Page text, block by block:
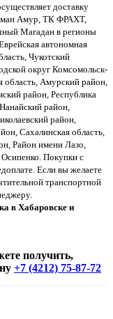
доставку
Амур, ТК ФРАХТ,
Магадан в регионы
автономная
Чукотский
округ Комсомольск-
Амурский район,
район, Республика
район,
район,
Сахалинская область,
Район имени Лазо,
Покупки с
Если вы желаете
транспортной
в Хабаровске и
получить,
+7 (4212) 75-87-72